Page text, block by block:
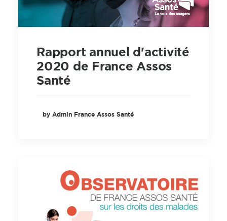
Rapport annuel d'activité
2020 de France Assos
Santé
by Admin France Assos Santé